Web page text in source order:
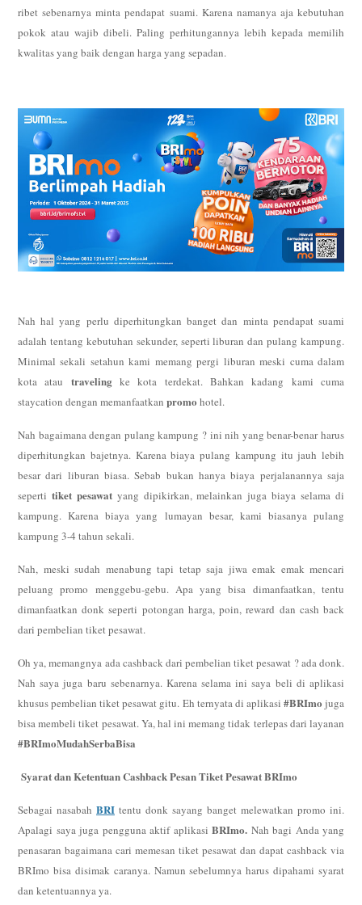
ribet sebenarnya minta pendapat suami. Karena namanya aja kebutuhan
pokok atau wajib dibeli. Paling perhitungannya lebih kepada memilih
kwalitas yang baik dengan harga yang sepadan.
Nah hal yang perlu diperhitungkan banget dan minta pendapat suami
adalah tentang kebutuhan sekunder, seperti liburan dan pulang kampung.
Minimal sekali setahun kami memang pergi liburan meski cuma dalam
kota atau travelingke kota terdekat. Bahkan kadang kami cuma
staycation dengan memanfaatkan promo hotel.
Nah bagaimana dengan pulang kampung ? ini nih yang benar-benar harus
diperhitungkan bajetnya. Karena biaya pulang kampung itu jauh lebih
besar dari liburan biasa. Sebab bukan hanya biaya perjalanannya saja
seperti tiket pesawatyang dipikirkan, melainkan juga biaya selama di
kampung. Karena biaya yang lumayan besar, kami biasanya pulang
kampung 3-4 tahun sekali.
Nah, meski sudah menabung tapi tetap saja jiwa emak emak mencari
peluang promo menggebu-gebu. Apa yang bisa dimanfaatkan, tentu
dimanfaatkan donk seperti potongan harga, poin, reward dan cash back
dari pembelian tiket pesawat.
Oh ya, memangnya ada cashback dari pembelian tiket pesawat ? ada donk.
Nah saya juga baru sebenarnya. Karena selama ini saya beli di aplikasi
khusus pembelian tiket pesawat gitu. Eh ternyata di aplikasi #BRImojuga
bisa membeli tiket pesawat. Ya, hal ini memang tidak terlepas dari layanan
#BRImoMudahSerbaBisa
Syarat dan Ketentuan Cashback Pesan Tiket Pesawat BRImo
Sebagai nasabah BRI tentu donk sayang banget melewatkan promo ini.
Apalagi saya juga pengguna aktif aplikasi BRImo. Nah bagi Anda yang
penasaran bagaimana cari memesan tiket pesawat dan dapat cashback via
BRImo bisa disimak caranya. Namun sebelumnya harus dipahami syarat
dan ketentuannya ya.